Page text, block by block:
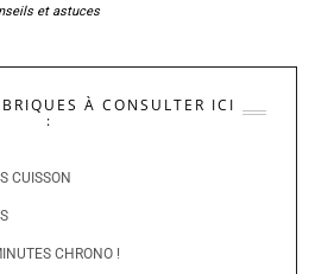
et astuces
À CONSULTER ICI
:
CUISSON
CHRONO !